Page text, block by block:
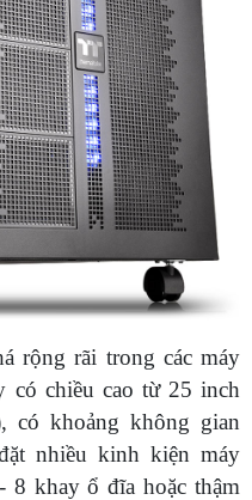
rộng rãi trong các máy
có chiều cao từ 25 inch
có khoảng không gian
nhiều kinh kiện máy
8 khay ổ đĩa hoặc thậm